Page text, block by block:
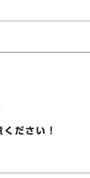
ださい！